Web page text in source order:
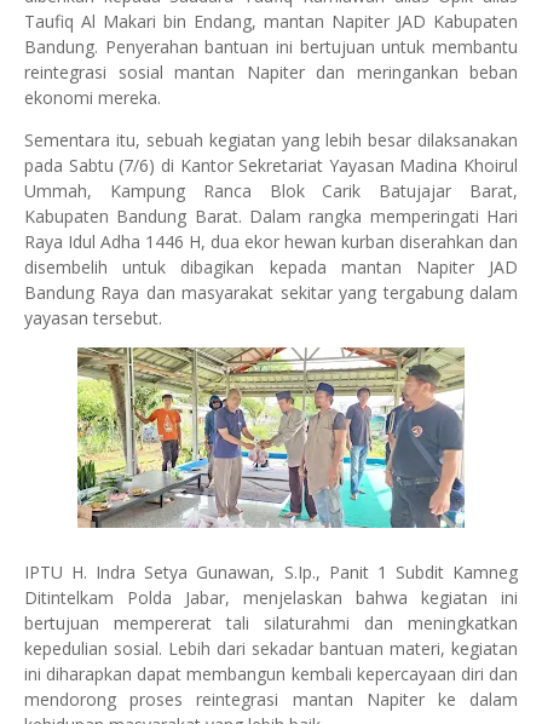
Taufiq Al Makari bin Endang, mantan Napiter JAD Kabupaten
Bandung. Penyerahan bantuan ini bertujuan untuk membantu
reintegrasi sosial mantan Napiter dan meringankan beban
ekonomi mereka.
Sementara itu, sebuah kegiatan yang lebih besar dilaksanakan
pada Sabtu (7/6) di Kantor Sekretariat Yayasan Madina Khoirul
Ummah, Kampung Ranca Blok Carik Batujajar Barat,
Kabupaten Bandung Barat. Dalam rangka memperingati Hari
Raya Idul Adha 1446 H, dua ekor hewan kurban diserahkan dan
disembelih untuk dibagikan kepada mantan Napiter JAD
Bandung Raya dan masyarakat sekitar yang tergabung dalam
yayasan tersebut.
IPTU H. Indra Setya Gunawan, S.Ip., Panit 1 Subdit Kamneg
Ditintelkam Polda Jabar, menjelaskan bahwa kegiatan ini
bertujuan mempererat tali silaturahmi dan meningkatkan
kepedulian sosial. Lebih dari sekadar bantuan materi, kegiatan
ini diharapkan dapat membangun kembali kepercayaan diri dan
mendorong proses reintegrasi mantan Napiter ke dalam